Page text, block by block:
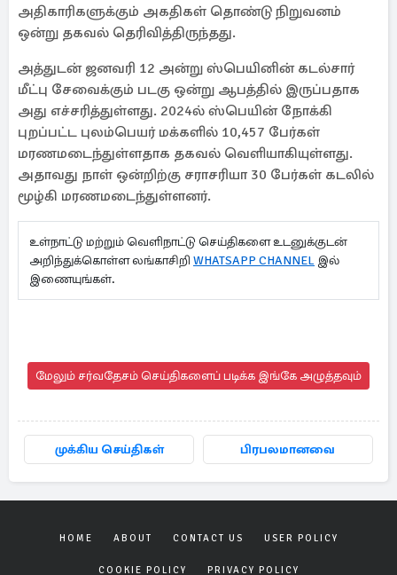
அதிகாரிகளுக்கும் அகதிகள் தொண்டு நிறுவனம்
ஒன்று தகவல் தெரிவித்திருந்தது.
அத்துடன் ஜனவரி 12 அன்று ஸ்பெயினின் கடல்சார்
மீட்பு சேவைக்கும் படகு ஒன்று ஆபத்தில் இருப்பதாக
அது எச்சரித்துள்ளது. 2024ல் ஸ்பெயின் நோக்கி
புறப்பட்ட புலம்பெயர் மக்களில் 10,457 பேர்கள்
மரணமடைந்துள்ளதாக தகவல் வெளியாகியுள்ளது.
அதாவது நாள் ஒன்றிற்கு சராசரியா 30 பேர்கள் கடலில்
மூழ்கி மரணமடைந்துள்ளனர்.
உள்நாட்டு மற்றும் வெளிநாட்டு செய்திகளை உடனுக்குடன்
அறிந்துக்கொள்ள லங்காசிறி WHATSAPP CHANNEL இல்
இணையுங்கள்.
மேலும் சர்வதேசம் செய்திகளைப் படிக்க இங்கே அழுத்தவும்
முக்கிய செய்திகள் பிரபலமானவை
HOME ABOUT CONTACT US USER POLICY
COOKIE POLICY PRIVACY POLICY